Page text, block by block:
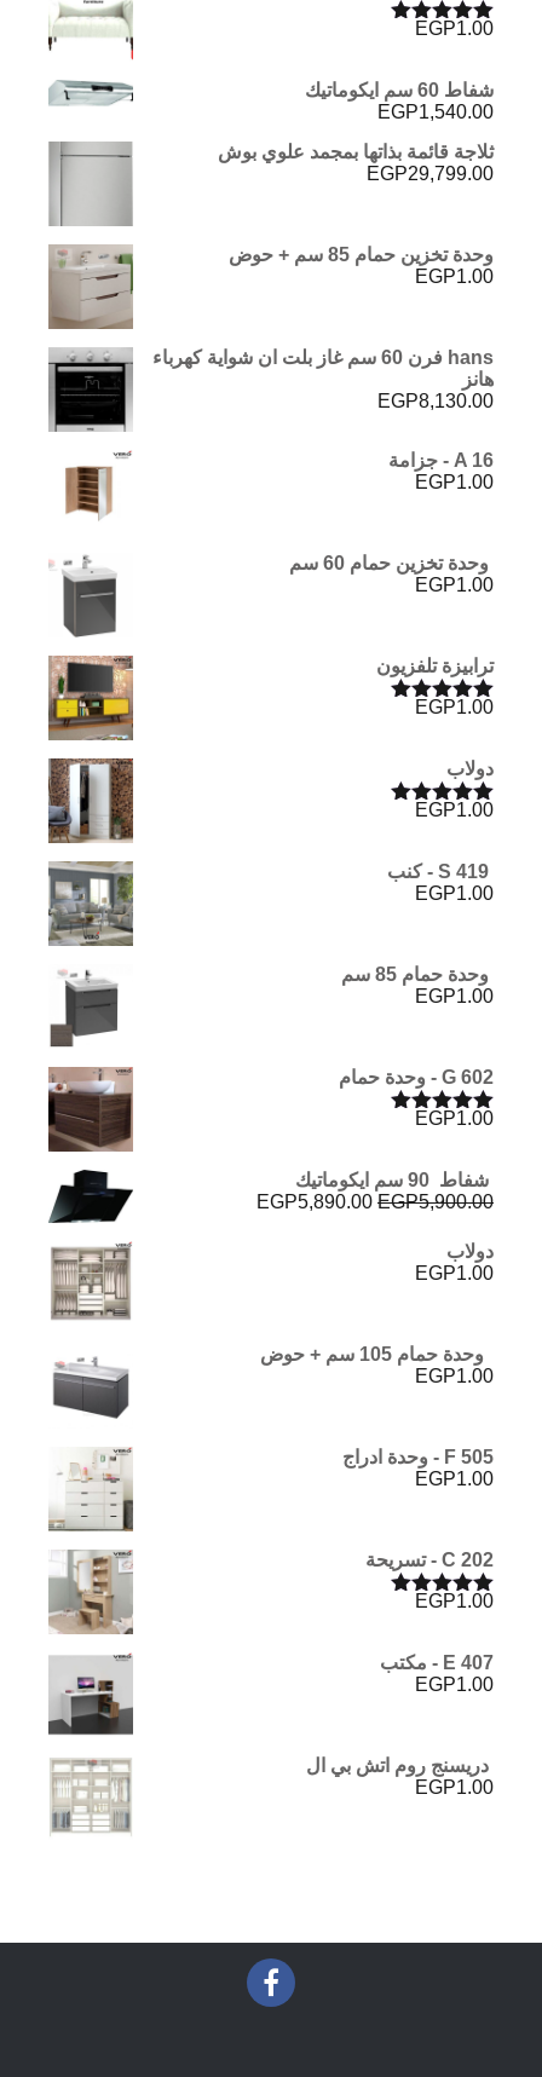
تم التقييم
EGP1.00
شفاط 60 سم ايكوماتيك
EGP1,540.00
ثلاجة قائمة بذاتها بمجمد علوي بوش
EGP29,799.00
وحدة تخزين حمام 85 سم + حوض
EGP1.00
hans فرن 60 سم غاز بلت ان شواية كهرباء
هانز
EGP8,130.00
A 16 - جزامة
EGP1.00
وحدة تخزين حمام 60 سم
EGP1.00
ترابيزة تلفزيون
تم التقييم
EGP1.00
دولاب
تم التقييم
EGP1.00
EGP1.00
وحدة حمام 85 سم
EGP1.00
G 602 - وحدة حمام
تم التقييم
EGP1.00
شفاط 90 سم ايكوماتيك
EGP5,900.00
السعر
EGP5,890.00
دولاب
EGP1.00
وحدة حمام 105 سم + حوض
EGP1.00
F 505 - وحدة ادراج
EGP1.00
C 202 - تسريحة
تم التقييم
EGP1.00
E 407 - مكتب
EGP1.00
دريسنج روم اتش بي ال
EGP1.00